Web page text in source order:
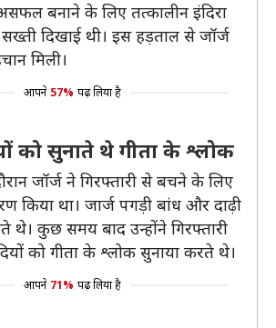
बनाने के लिए तत्कालीन इंदिरा
दिखाई थी। इस हड़ताल से जॉर्ज
मिली।
आपने 57% पढ़ लिया है
को सुनाते थे गीता के श्लोक
जॉर्ज ने गिरफ्तारी से बचने के लिए
किया था। जार्ज पगड़ी बांध और दाढ़ी
कुछ समय बाद उन्होंने गिरफ्तारी
को गीता के श्लोक सुनाया करते थे।
आपने 71% पढ़ लिया है